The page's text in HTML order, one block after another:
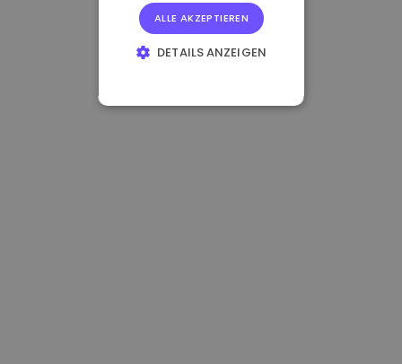
ALLE AKZEPTIEREN
DETAILS ANZEIGEN